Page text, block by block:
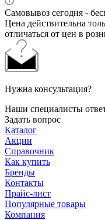
Самовывоз сегодня -
Цена действительна
отличаться от цен в
Нужна консультация?
Наши специалисты
Задать вопрос
Каталог
Акции
Справочник
Как купить
Бренды
Контакты
Прайс-лист
Популярные товары
Компания